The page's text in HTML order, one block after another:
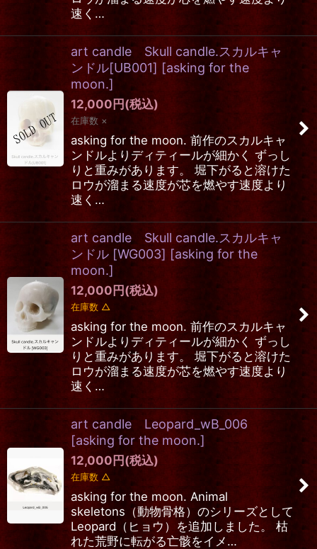
速く…
art candle Skull candle.スカルキャ
ンドル[UB001] [asking for the
moon.]
12,000円(税込)
在庫数 ×
asking for the moon. 前作のスカルキャ
ンドルよりディティールが細かく ずっし
りと重みがあります。 堀下がると溶けた
ロウが溜まる速度が芯を燃やす速度より
速く…
art candle Skull candle.スカルキャ
ンドル [WG003] [asking for the
moon.]
12,000円(税込)
在庫数 △
asking for the moon. 前作のスカルキャ
ンドルよりディティールが細かく ずっし
りと重みがあります。 堀下がると溶けた
ロウが溜まる速度が芯を燃やす速度より
速く…
art candle Leopard_wB_006
[asking for the moon.]
12,000円(税込)
在庫数 △
asking for the moon. Animal
skeletons（動物骨格）のシリーズとして
Leopard（ヒョウ）を追加しました。 枯
れた荒野に転がる亡骸をイメ…